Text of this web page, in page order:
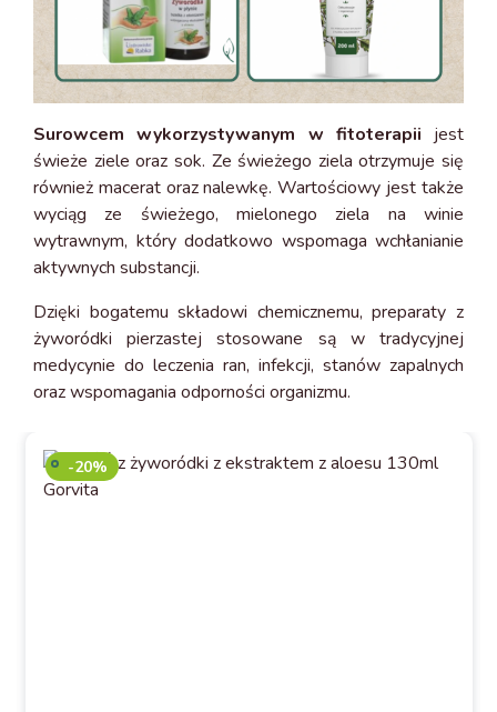
Surowcem wykorzystywanym w fitoterapii jest
świeże ziele oraz sok. Ze świeżego ziela otrzymuje się
również macerat oraz nalewkę. Wartościowy jest także
wyciąg ze świeżego, mielonego ziela na winie
wytrawnym, który dodatkowo wspomaga wchłanianie
aktywnych substancji.
Dzięki bogatemu składowi chemicznemu, preparaty z
żyworódki pierzastej stosowane są w tradycyjnej
medycynie do leczenia ran, infekcji, stanów zapalnych
oraz wspomagania odporności organizmu.
-20%